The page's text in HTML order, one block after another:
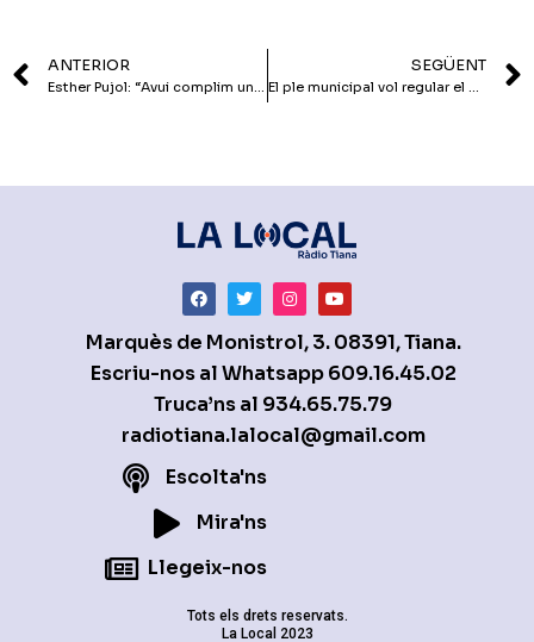
ANTERIOR
Esther Pujol: “Avui complim una promesa electoral”
SEGÜENT
El ple municipal vol regular el pis que allotjarà persones amb més necessitats
Marquès de Monistrol, 3. 08391, Tiana.
Escriu-nos al Whatsapp609.16.45.02
Truca’ns al 934.65.75.79
radiotiana.lalocal@gmail.com
Escolta'ns
Mira'ns
Llegeix-nos
Tots els drets reservats.
La Local 2023